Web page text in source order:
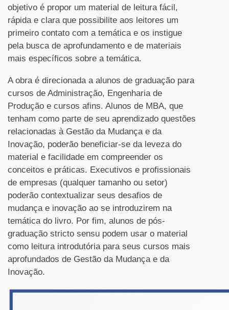
objetivo é propor um material de leitura fácil,
rápida e clara que possibilite aos leitores um
primeiro contato com a temática e os instigue
pela busca de aprofundamento e de materiais
mais específicos sobre a temática.
A obra é direcionada a alunos de graduação para
cursos de Administração, Engenharia de
Produção e cursos afins. Alunos de MBA, que
tenham como parte de seu aprendizado questões
relacionadas à Gestão da Mudança e da
Inovação, poderão beneficiar-se da leveza do
material e facilidade em compreender os
conceitos e práticas. Executivos e profissionais
de empresas (qualquer tamanho ou setor)
poderão contextualizar seus desafios de
mudança e inovação ao se introduzirem na
temática do livro. Por fim, alunos de pós-
graduação stricto sensu podem usar o material
como leitura introdutória para seus cursos mais
aprofundados de Gestão da Mudança e da
Inovação.